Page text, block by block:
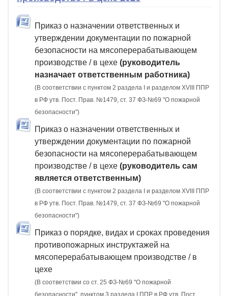
Приказ о назначении ответственных и
утверждении документации по пожарной
безопасности на мясоперерабатывающем
производстве / в цехе (руководитель
назначает ответственным работника)
(В соответствии с пунктом 2 раздела I и разделом XVIII ППР
в РФ утв. Пост. Прав. №1479, ст. 37 ФЗ-№69 "О пожарной
безопасности")
Приказ о назначении ответственных и
утверждении документации по пожарной
безопасности на мясоперерабатывающем
производстве / в цехе (руководитель сам
является ответственным)
(В соответствии с пунктом 2 раздела I и разделом XVIII ППР
в РФ утв. Пост. Прав. №1479, ст. 37 ФЗ-№69 "О пожарной
безопасности")
Приказ о порядке, видах и сроках проведения
противопожарных инструктажей на
мясоперерабатывающем производстве / в
цехе
(В соответствии со ст. 25 ФЗ-№69 "О пожарной